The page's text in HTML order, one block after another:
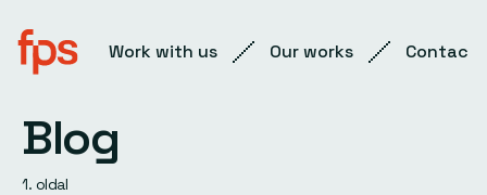
Work with us Our works Contact
Blog
1. oldal